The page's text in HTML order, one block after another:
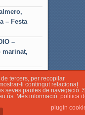
– Festa
–
marinat,
d'Ebre
tercers, per recopilar
li contingut relacionat
seves pautes de navegació.
ús. Més informació. política
plugin